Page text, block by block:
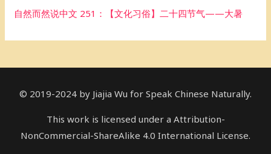
自然而然说中文 251：【文化习俗】二十四节气——大暑
© 2019-2024 by Jiajia Wu for Speak Chinese Naturally.
This work is licensed under a Attribution-
NonCommercial-ShareAlike 4.0 International License.